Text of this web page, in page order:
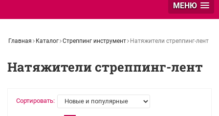
МЕНЮ
Главная Каталог Стреппинг инструмент Натяжители стреппинг-лент
Натяжители стреппинг-лент
Сортировать: